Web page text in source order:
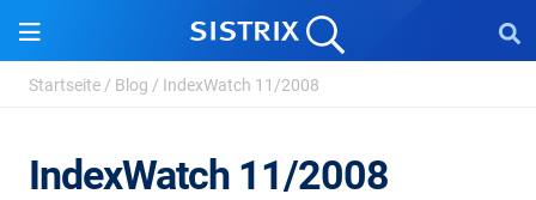
Startseite / Blog / IndexWatch 11/2008
IndexWatch 11/2008